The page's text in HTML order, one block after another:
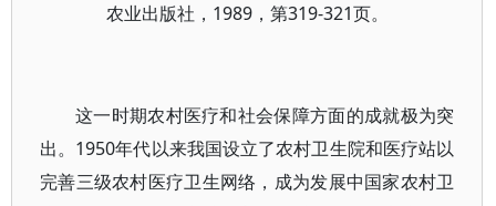
农业出版社，1989，第319-321页。
这一时期农村医疗和社会保障方面的成就极为突
出。1950年代以来我国设立了农村卫生院和医疗站以
完善三级农村医疗卫生网络，成为发展中国家农村卫